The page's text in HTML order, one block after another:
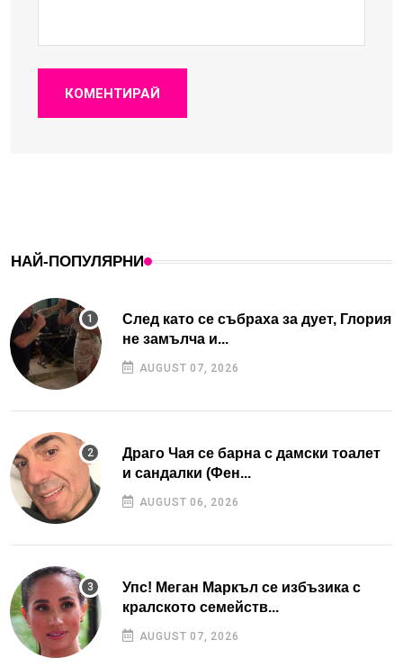
КОМЕНТИРАЙ
НАЙ-ПОПУЛЯРНИ
След като се събраха за дует, Глория
не замълча и...
AUGUST 07, 2026
Драго Чая се барна с дамски тоалет
и сандалки (Фен...
AUGUST 06, 2026
Упс! Меган Маркъл се избъзика с
кралското семейств...
AUGUST 07, 2026